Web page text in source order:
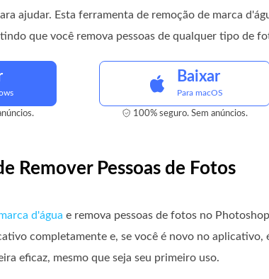
ajudar. Esta ferramenta de remoção de marca
que você remova pessoas de qualquer tipo de
Baixar
Para macOS
100% seguro. Sem anúncios.
Remover Pessoas de Fotos
d'água e remova pessoas de fotos no
completamente e, se você é novo no aplicativo,
eficaz, mesmo que seja seu primeiro uso.